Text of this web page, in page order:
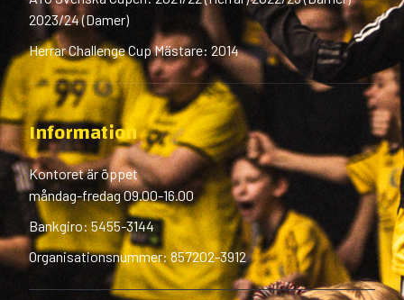
2023/24 (Damer)
Herrar Challenge Cup Mästare: 2014
Information
Kontoret är öppet
måndag-fredag 09.00-16.00
Bankgiro: 5455-3144
Organisationsnummer: 857202-3912